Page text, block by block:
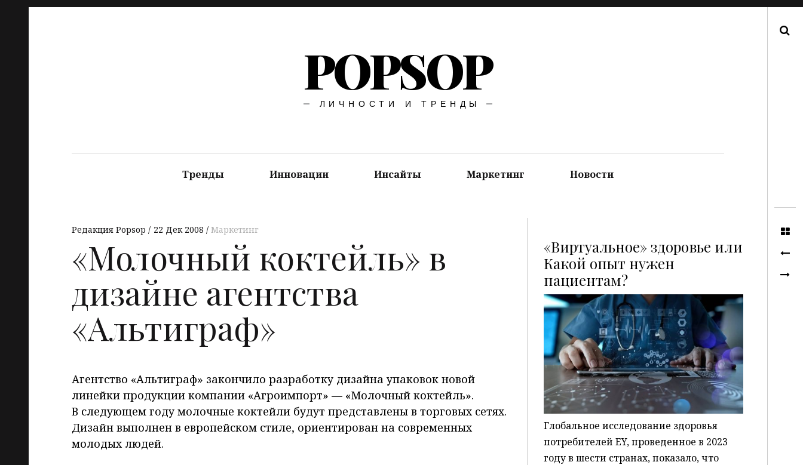
POPSOP
ЛИЧНОСТИ И ТРЕНДЫ
Тренды Инновации Инсайты Маркетинг Новости
Редакция Popsop 22 Дек 2008 Маркетинг
«Молочный коктейль» в
дизайне агентства
«Альтиграф»
Агентство «Альтиграф» закончило разработку дизайна упаковок новой
линейки продукции компании «Агроимпорт» — «Молочный коктейль».
В следующем году молочные коктейли будут представлены в торговых сетях.
Дизайн выполнен в европейском стиле, ориентирован на современных
молодых людей.
«Виртуальное» здоровье или
Какой опыт нужен
пациентам?P
Глобальное исследование здоровья
потребителей EY, проведенное в 2023
году в шести странах, показало, что